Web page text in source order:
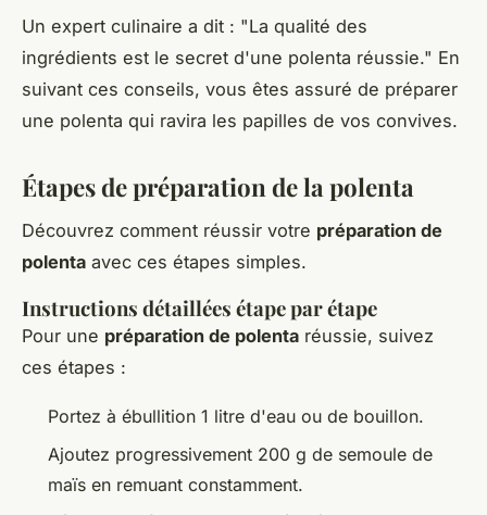
Un expert culinaire a dit : "La qualité des
ingrédients est le secret d'une polenta réussie." En
suivant ces conseils, vous êtes assuré de préparer
une polenta qui ravira les papilles de vos convives.
Étapes de préparation de la polenta
Découvrez comment réussir votre préparation de
polenta avec ces étapes simples.
Instructions détaillées étape par étape
Pour une préparation de polenta réussie, suivez
ces étapes :
Portez à ébullition 1 litre d'eau ou de bouillon.
Ajoutez progressivement 200 g de semoule de
maïs en remuant constamment.